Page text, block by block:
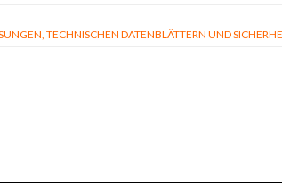
TECHNISCHEN DATENBLÄTTERN UND